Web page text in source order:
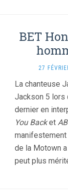
BET
27
La chanteuse
Jackson 5 lors
dernier en
You Backet
de la Motown
peut plus